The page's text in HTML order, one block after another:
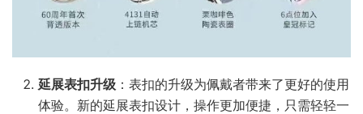
延展表扣升级 ：表扣的升级为佩戴者带来了更好的使用
体验。新的延展表扣设计，操作更加便捷，只需轻轻一